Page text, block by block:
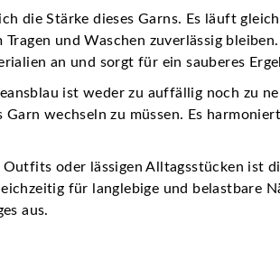
die Stärke dieses Garns. Es läuft
und Waschen zuverlässig
an und sorgt für ein sauberes
ist weder zu auffällig noch zu
Garn wechseln zu müssen. Es
oder lässigen Alltagsstücken ist
für langlebige und belastbare
aus.